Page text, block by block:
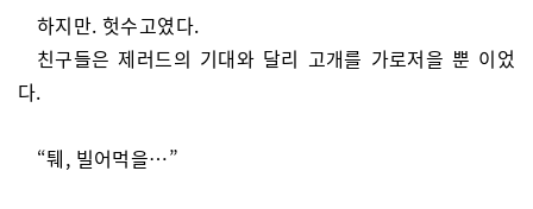
하지만. 헛수고였다.
친구들은 제러드의 기대와 달리 고개를 가로저을 뿐 이었
다.
“퉤, 빌어먹을…”